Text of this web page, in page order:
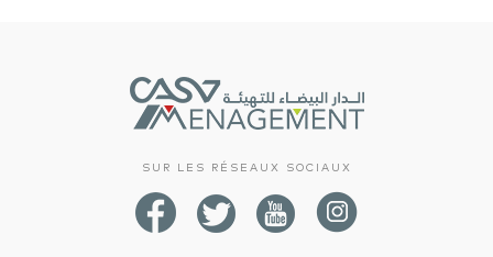
SUR LES RÉSEAUX SOCIAUX